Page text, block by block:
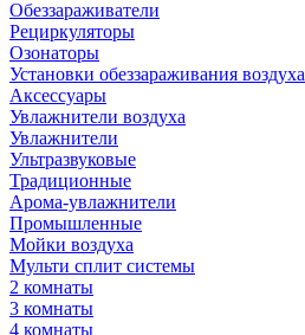
Обеззараживатели
Рециркуляторы
Озонаторы
Установки обеззараживания воздуха
Аксессуары
Увлажнители воздуха
Увлажнители
Ультразвуковые
Традиционные
Арома-увлажнители
Промышленные
Мойки воздуха
Мульти сплит системы
2 комнаты
3 комнаты
4 комнаты